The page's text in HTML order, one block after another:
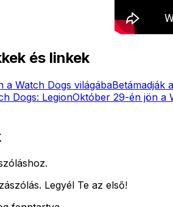
és linkek
a Watch Dogs világábaBetámadják
Dogs: LegionOktóber 29-én jön a
Legyél Te az első!